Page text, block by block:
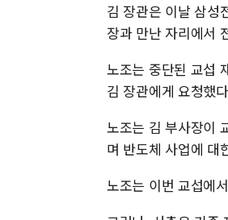
김 장관은 이날 삼성
장과 만난 자리에서
노조는 중단된 교섭
김 장관에게 요청했
노조는 김 부사장이
며 반도체 사업에 대
노조는 이번 교섭에